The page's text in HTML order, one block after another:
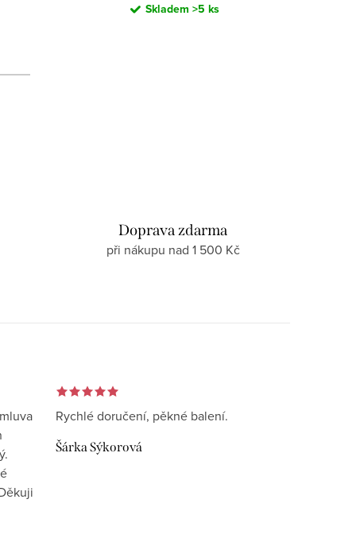
Skladem >5 ks
Doprava zdarma
při nákupu nad 1 500 Kč
Rychlé doručení, pěkné balení.
Šárka Sýkorová